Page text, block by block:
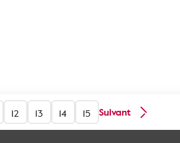
12 13 14 15 Suivant